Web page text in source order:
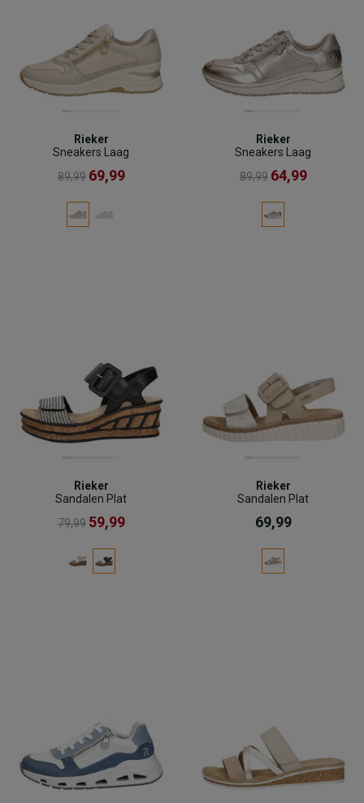
Rieker
Sneakers Laag
89,99 69,99
Rieker
Sneakers Laag
89,99 64,99
Rieker
Sandalen Plat
79,99 59,99
Rieker
Sandalen Plat
69,99